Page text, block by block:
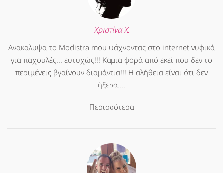
Χριστίνα Χ.
Ανακαλυψα το Modistra mou ψάχνοντας στο internet νυφικά
για παχουλές... ευτυχώς!!! Καμια φορά από εκεί που δεν το
περιμένεις βγαίνουν διαμάντια!!! Η αλήθεια είναι ότι δεν
ήξερα....
Περισσότερα